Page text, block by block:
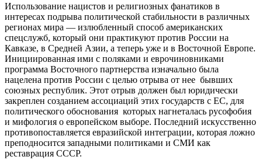
Использование нацистов и религиозных фанатиков в
интересах подрыва политической стабильности в различных
регионах мира — излюбленный способ американских
спецслужб, который они практикуют против России на
Кавказе, в Средней Азии, а теперь уже и в Восточной Европе.
Инициированная ими с поляками и еврочиновниками
программа Восточного партнерства изначально была
нацелена против России с целью отрыва от нее бывших
союзных республик. Этот отрыв должен был юридически
закреплен созданием ассоциаций этих государств с ЕС, для
политического обоснования которых нагнеталась русофобия
и мифология о европейском выборе. Последний искусственно
противопоставляется евразийской интеграции, которая ложно
преподносится западными политиками и СМИ как
реставрация СССР.